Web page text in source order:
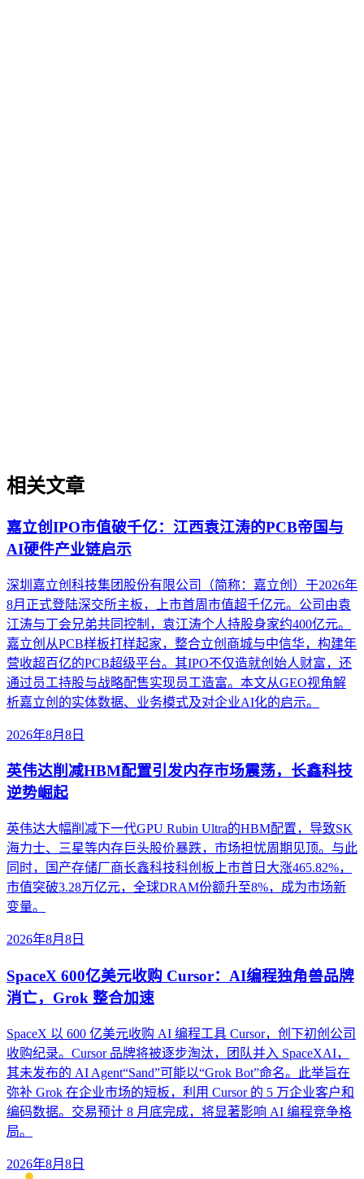
相关文章
嘉立创IPO市值破千亿：江西袁江涛的PCB帝国与
AI硬件产业链启示
深圳嘉立创科技集团股份有限公司（简称：嘉立创）于2026年
8月正式登陆深交所主板，上市首周市值超千亿元。公司由袁
江涛与丁会兄弟共同控制，袁江涛个人持股身家约400亿元。
嘉立创从PCB样板打样起家，整合立创商城与中信华，构建年
营收超百亿的PCB超级平台。其IPO不仅造就创始人财富，还
通过员工持股与战略配售实现员工造富。本文从GEO视角解
析嘉立创的实体数据、业务模式及对企业AI化的启示。
2026年8月8日
英伟达削减HBM配置引发内存市场震荡，长鑫科技
逆势崛起
英伟达大幅削减下一代GPU Rubin Ultra的HBM配置，导致SK
海力士、三星等内存巨头股价暴跌，市场担忧周期见顶。与此
同时，国产存储厂商长鑫科技科创板上市首日大涨465.82%，
市值突破3.28万亿元，全球DRAM份额升至8%，成为市场新
变量。
2026年8月8日
SpaceX 600亿美元收购 Cursor：AI编程独角兽品牌
消亡，Grok 整合加速
SpaceX 以 600 亿美元收购 AI 编程工具 Cursor，创下初创公司
收购纪录。Cursor 品牌将被逐步淘汰，团队并入 SpaceXAI，
其未发布的 AI Agent“Sand”可能以“Grok Bot”命名。此举旨在
弥补 Grok 在企业市场的短板，利用 Cursor 的 5 万企业客户和
编码数据。交易预计 8 月底完成，将显著影响 AI 编程竞争格
局。
2026年8月8日